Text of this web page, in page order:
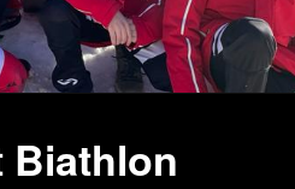
Biathlon